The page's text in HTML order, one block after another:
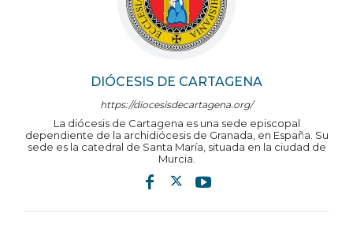
DIÓCESIS DE CARTAGENA
https://diocesisdecartagena.org/
La diócesis de Cartagena es una sede episcopal
dependiente de la archidiócesis de Granada, en España. Su
sede es la catedral de Santa María, situada en la ciudad de
Murcia.